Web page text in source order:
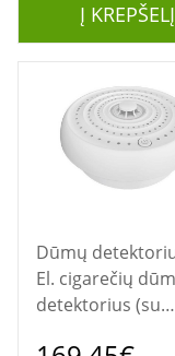
Į KREPŠELĮ
Dūmų
El. cigarečių
detektorius (su